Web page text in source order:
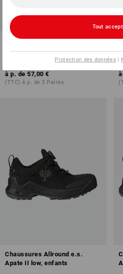
Chaussures Allround e.s.
à p. de 57,00 €
(TTC) à p. de 3 Paires
Chaussures Allround e.s.
Apate II low, enfants
Tout
Protection des données |